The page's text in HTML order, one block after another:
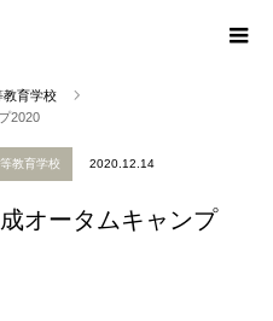
教育学校
2020
教育学校 2020.12.14
オータムキャンプ